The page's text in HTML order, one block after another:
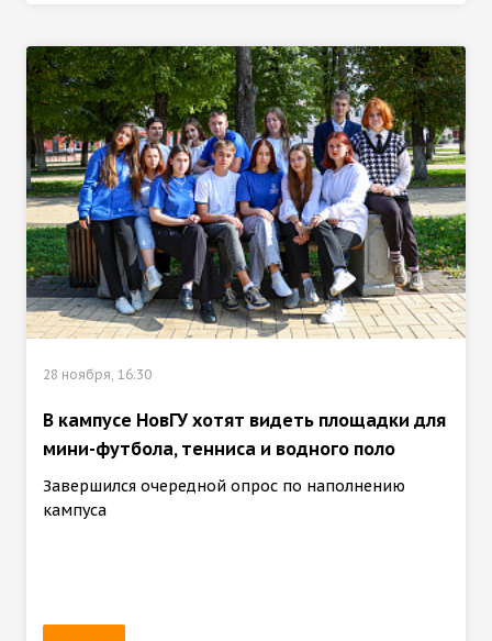
28 ноября, 16:30
В кампусе НовГУ хотят видеть площадки для
мини-футбола, тенниса и водного поло
Завершился очередной опрос по наполнению
кампуса